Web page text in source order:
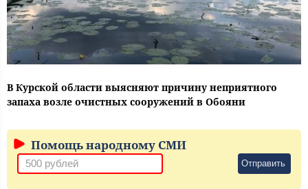
В Курской области выясняют причину неприятного
запаха возле очистных сооружений в Обояни
Помощь народному СМИ
Отправить